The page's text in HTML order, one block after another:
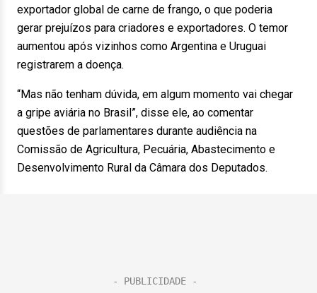
exportador global de carne de frango, o que poderia
gerar prejuízos para criadores e exportadores. O temor
aumentou após vizinhos como Argentina e Uruguai
registrarem a doença.
“Mas não tenham dúvida, em algum momento vai chegar
a gripe aviária no Brasil”, disse ele, ao comentar
questões de parlamentares durante audiência na
Comissão de Agricultura, Pecuária, Abastecimento e
Desenvolvimento Rural da Câmara dos Deputados.